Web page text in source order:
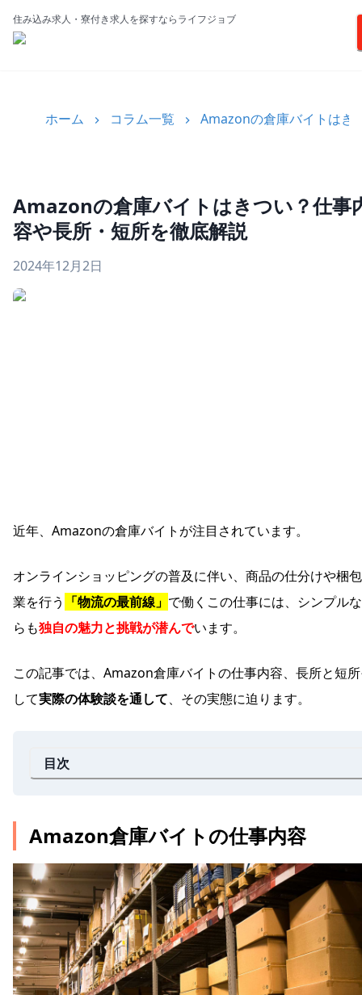
住み込み求人・寮付き求人を探すならライフジョブ
ホーム コラム一覧 Amazonの倉庫バイトはき
Amazonの倉庫バイトはきつい？仕事
容や長所・短所を徹底解説
2024年12月2日
近年、Amazonの倉庫バイトが注目されています。
オンラインショッピングの普及に伴い、商品の仕分けや梱
業を行う 「物流の最前線」 で働くこの仕事には、シンプル
らも独自の魅力と挑戦が潜んでいます。
この記事では、Amazon倉庫バイトの仕事内容、長所と短
して実際の体験談を通して、その実態に迫ります。
目次
Amazon倉庫バイトの仕事内容